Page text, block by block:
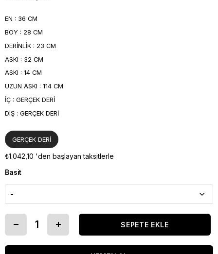
EN : 36 CM
BOY : 28 CM
DERİNLİK : 23 CM
ASKI : 32 CM
ASKI : 14 CM
UZUN ASKI : 114 CM
İÇ : GERÇEK DERİ
DIŞ : GERÇEK DERİ
GERÇEK DERİ
₺1.042,10 'den başlayan taksitlerle
Basit